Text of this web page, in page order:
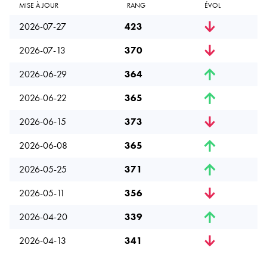
MISE À JOUR RANG ÉVOL
2026-07-27
423
2026-07-13
370
2026-06-29
364
2026-06-22
365
2026-06-15
373
2026-06-08
365
2026-05-25
371
2026-05-11
356
2026-04-20
339
2026-04-13
341